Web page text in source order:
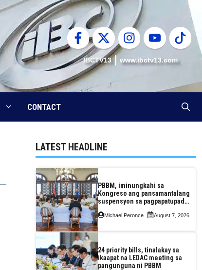
IBCTV13 www.ibctv13.com
CONTACT
LATEST HEADLINE
PBBM, iminungkahi sa
Kongreso ang pansamantalang
suspensyon sa pagpapatupad
Assessment Reform Act
Michael Peronce August 7, 2026
24 priority bills, tinalakay sa
ikaapat na LEDAC meeting sa
pangunguna ni PBBM